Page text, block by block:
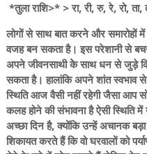
*तुला राशि>* > रा, री, रु, रे, रो,
लोगों से साथ बात करने और
वजह बन सकता है। इस परेशानी से
अपने जीवनसाथी केे साथ धन से जुड़े
सकता है। हालांकि अपने शांत
स्थिति आज वैसी नहीं रहेगी जैसा आप
कलह होने की संभावना है ऐसी स्थिति
अच्छा दिन है, क्योंकि उन्हें अचानक
शिकायत करते हैं कि वो घरवालों को